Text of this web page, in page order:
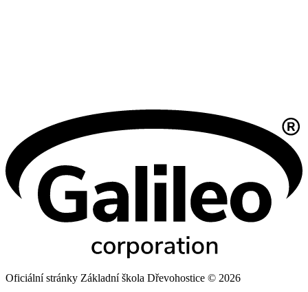
Oficiální stránky Základní škola Dřevohostice © 2026